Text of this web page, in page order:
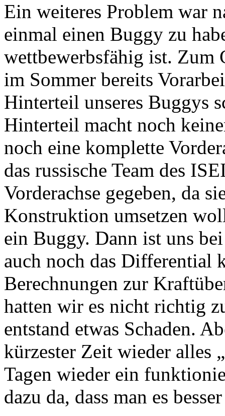
Ein weiteres Problem war
einmal einen Buggy zu
wettbewerbsfähig ist. Zum
im Sommer bereits
Hinterteil unseres Buggys
Hinterteil macht noch
noch eine komplette
das russische Team des
Vorderachse gegeben, da
Konstruktion umsetzen
ein Buggy. Dann ist uns
auch noch das Differential
Berechnungen zur
hatten wir es nicht richtig
entstand etwas Schaden.
kürzester Zeit wieder alles
Tagen wieder ein
dazu da, dass man es